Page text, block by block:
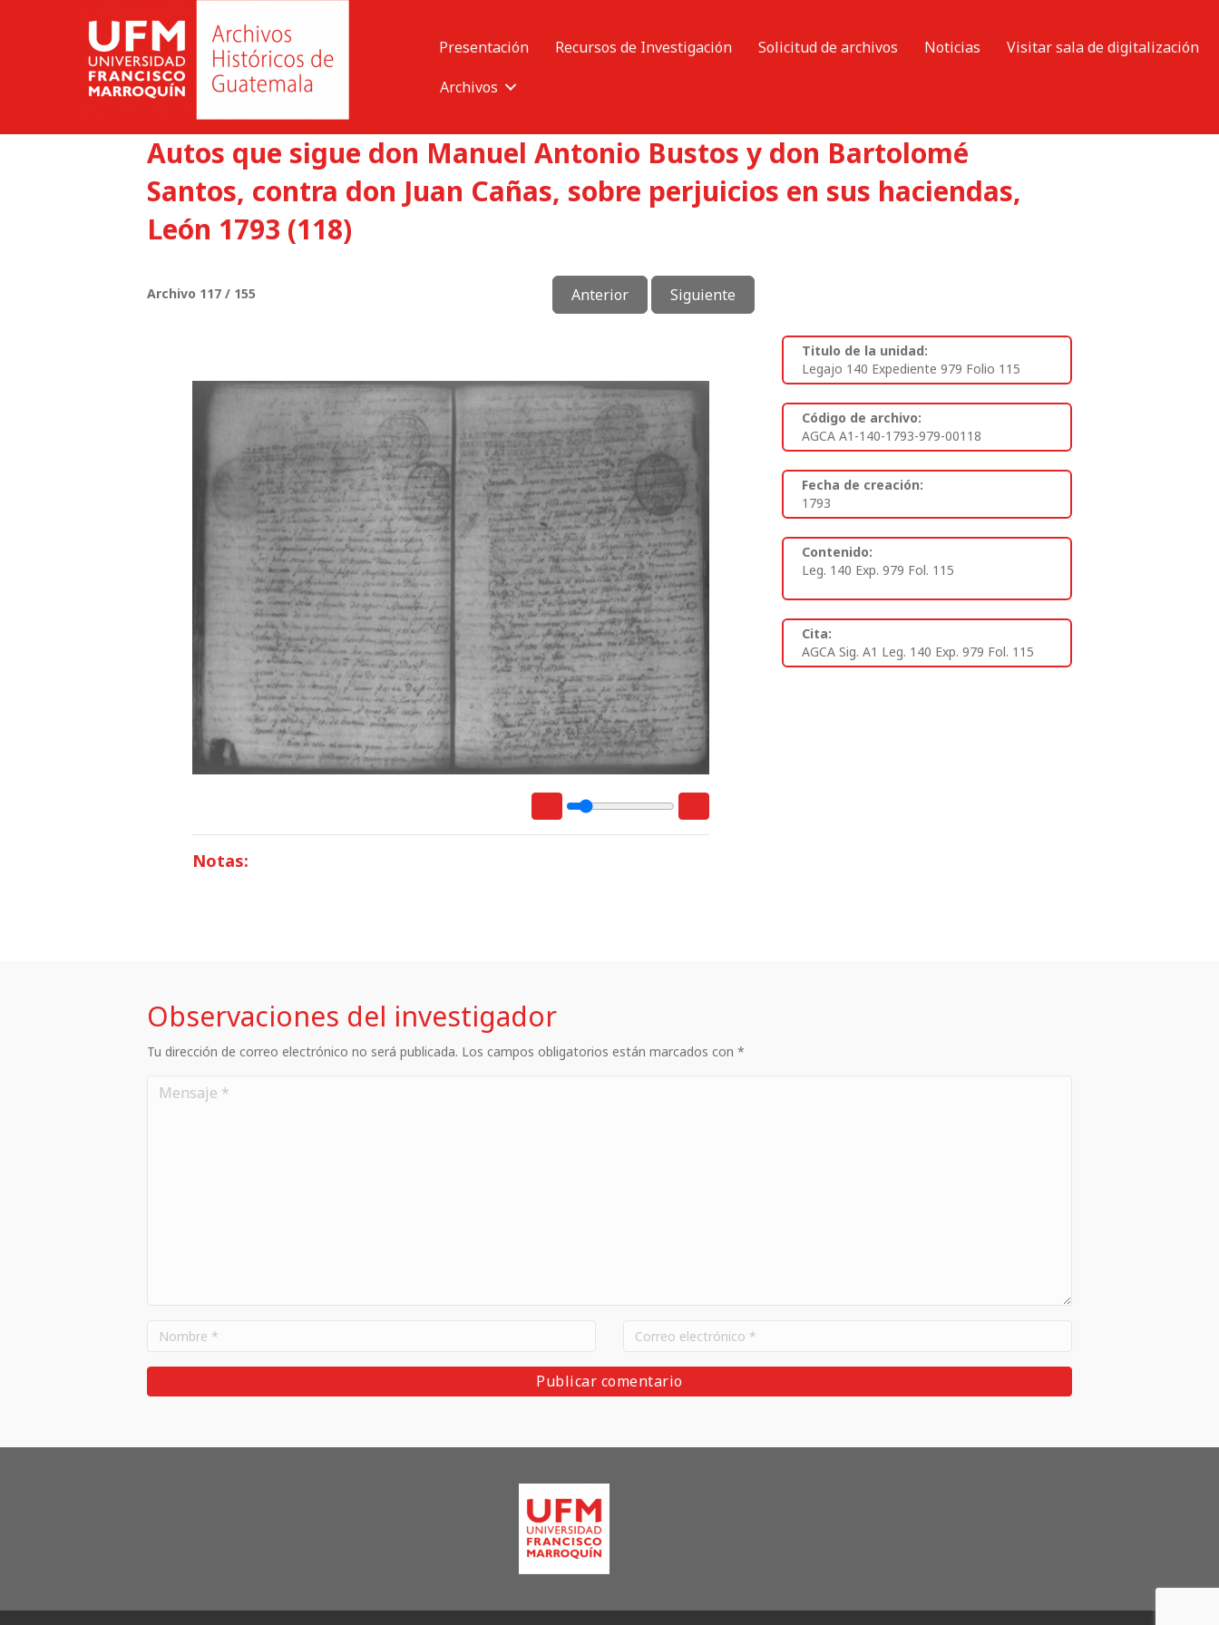
Presentación Recursos de Investigación Solicitud de archivos Noticias
Visitar sala de digitalización
Archivos
Autos que sigue don Manuel Antonio Bustos y don Bartolomé
Santos, contra don Juan Cañas, sobre perjuicios en sus haciendas,
León 1793 (118)
Archivo 117 / 155 Anterior Siguiente
Notas:
Titulo de la unidad:
Legajo 140 Expediente 979 Folio 115
Código de archivo:
AGCA A1-140-1793-979-00118
Fecha de creación:
1793
Contenido:
Leg. 140 Exp. 979 Fol. 115
Cita:
AGCA Sig. A1 Leg. 140 Exp. 979 Fol. 115
Observaciones del investigador
Tu dirección de correo electrónico no será publicada. Los campos obligatorios están marcados con *